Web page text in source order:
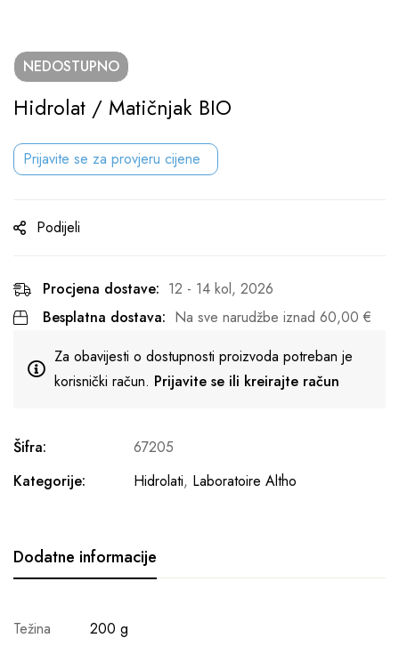
NEDOSTUPNO
Hidrolat / Matičnjak BIO
Prijavite se za provjeru cijene
Podijeli
Procjena dostave: 12 - 14 kol, 2026
Besplatna dostava: Na sve narudžbe iznad 60,00 €
Za obavijesti o dostupnosti proizvoda potreban je
korisnički račun. Prijavite se ili kreirajte račun
Šifra:
67205
Kategorije:
Hidrolati, Laboratoire Altho
Dodatne informacije
Težina
200 g